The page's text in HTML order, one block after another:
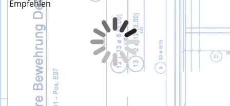
Empfehlen